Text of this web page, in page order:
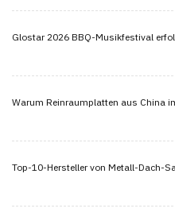
Glostar 2026 BBQ-Musikfestival
Warum Reinraumplatten aus China
Top-10-Hersteller von Metall-Dach-